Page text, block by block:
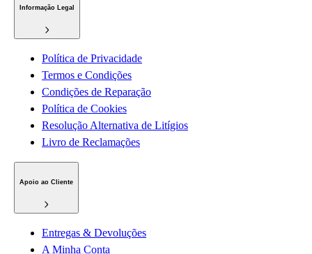
Informação Legal
Política de Privacidade
Termos e Condições
Condições de Reparação
Política de Cookies
Resolução Alternativa de Litígios
Livro de Reclamações
Apoio ao Cliente
Entregas & Devoluções
A Minha Conta